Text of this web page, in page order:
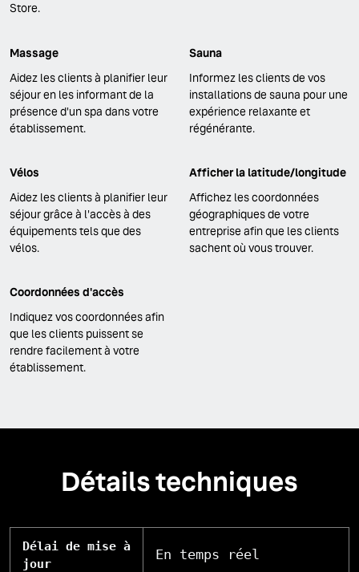
Store.
Massage
Aidez les clients à planifier leur
séjour en les informant de la
présence d'un spa dans votre
établissement.
Sauna
Informez les clients de vos
installations de sauna pour une
expérience relaxante et
régénérante.
Vélos
Aidez les clients à planifier leur
séjour grâce à l'accès à des
équipements tels que des
vélos.
Afficher la latitude/longitude
Affichez les coordonnées
géographiques de votre
entreprise afin que les clients
sachent où vous trouver.
Coordonnées d'accès
Indiquez vos coordonnées afin
que les clients puissent se
rendre facilement à votre
établissement.
Détails techniques
Délai de mise à
jour
En temps réel